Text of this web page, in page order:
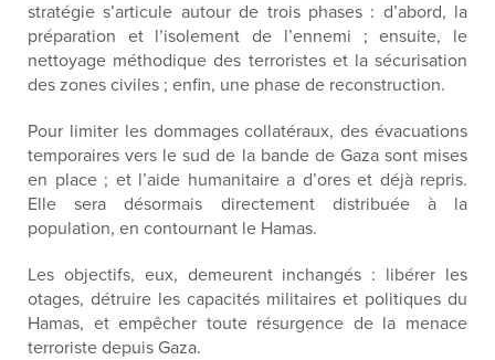
stratégie s’articule autour de trois phases : d’abord, la
préparation et l’isolement de l’ennemi ; ensuite, le
nettoyage méthodique des terroristes et la sécurisation
des zones civiles ; enfin, une phase de reconstruction.
Pour limiter les dommages collatéraux, des évacuations
temporaires vers le sud de la bande de Gaza sont mises
en place ; et l’aide humanitaire a d’ores et déjà repris.
Elle sera désormais directement distribuée à la
population, en contournant le Hamas.
Les objectifs, eux, demeurent inchangés : libérer les
otages, détruire les capacités militaires et politiques du
Hamas, et empêcher toute résurgence de la menace
terroriste depuis Gaza.